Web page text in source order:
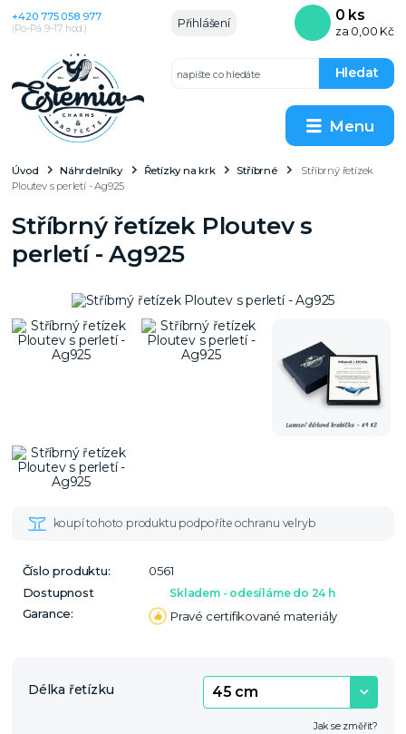
Menu
Přihlášení
Hledat
+420 775 058 977
(Po–Pá 9–17 hod.)
0 ks
za 0,00 Kč
Úvod Náhrdelníky Řetízky na krk Stříbrné
Stříbrný řetízek
Ploutev s perletí - Ag925
Stříbrný řetízek Ploutev s
perletí - Ag925
Číslo produktu:
0561
Dostupnost
Skladem - odesíláme do 24 h
Garance: Pravé certifikované materiály
Délka řetízku
Jak se změřit?